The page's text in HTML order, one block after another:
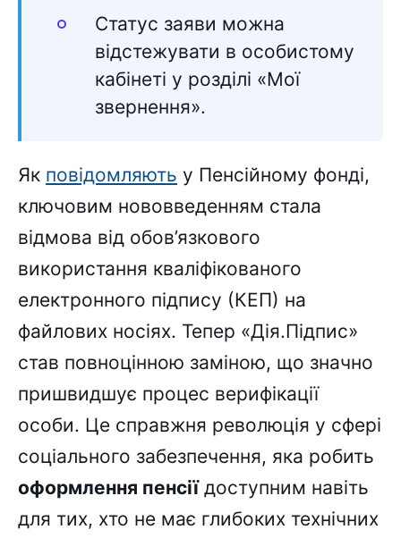
Статус заяви можна
відстежувати в особистому
кабінеті у розділі «Мої
звернення».
Як повідомляють у Пенсійному фонді,
ключовим нововведенням стала
відмова від обов’язкового
використання кваліфікованого
електронного підпису (КЕП) на
файлових носіях. Тепер «Дія.Підпис»
став повноцінною заміною, що значно
пришвидшує процес верифікації
особи. Це справжня революція у сфері
соціального забезпечення, яка робить
оформлення пенсіїдоступним навіть
для тих, хто не має глибоких технічних